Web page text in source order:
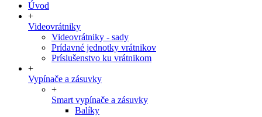
Úvod
+
Videovrátniky
Videovrátniky - sady
Prídavné jednotky vrátnikov
Príslušenstvo ku vrátnikom
+
Vypínače a zásuvky
+
Smart vypínače a zásuvky
Balíky